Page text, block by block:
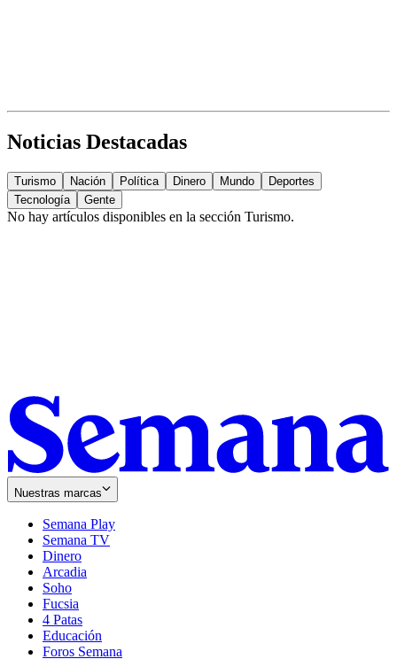
Noticias Destacadas
Turismo Nación Política Dinero Mundo
Deportes
Tecnología
Gente
No hay artículos disponibles en la sección Turismo.
Nuestras marcas
Semana Play
Semana TV
Dinero
Arcadia
Soho
in
new
window
Fucsia
in
new
window
4 Patas
Educación
Foros Semana